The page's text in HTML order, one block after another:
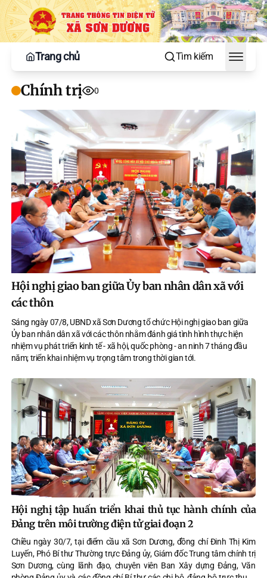
Trang chủ Tìm kiếm
Toggle
Chính trị 0
Hội nghị giao ban giữa Ủy ban nhân dân xã với
các thôn
Sáng ngày 07/8, UBND xã Sơn Dương tổ chức Hội nghị giao ban giữa
Ủy ban nhân dân xã với các thôn nhằm đánh giá tình hình thực hiện
nhiệm vụ phát triển kinh tế - xã hội, quốc phòng - an ninh 7 tháng đầu
năm; triển khai nhiệm vụ trọng tâm trong thời gian tới.
Hội nghị tập huấn triển khai thủ tục hành chính của
Đảng trên môi trường điện tử giai đoạn 2
Chiều ngày 30/7, tại điểm cầu xã Sơn Dương, đồng chí Đinh Thị Kim
Luyến, Phó Bí thư Thường trực Đảng ủy, Giám đốc Trung tâm chính trị
Sơn Dương, cùng lãnh đạo, chuyên viên Ban Xây dựng Đảng, Văn